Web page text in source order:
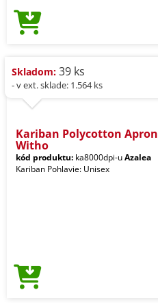
Skladom: 39 ks
- v ext. sklade: 1.564 ks
Kariban Polycotton Apron
Witho
kód produktu: ka8000dpi-uAzalea
Kariban Pohlavie: Unisex